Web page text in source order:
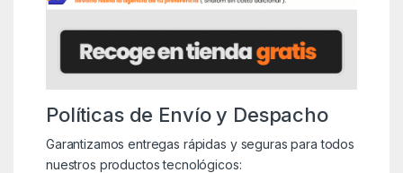
Políticas de Envío y Despacho
Garantizamos entregas rápidas y seguras para todos
nuestros productos tecnológicos: